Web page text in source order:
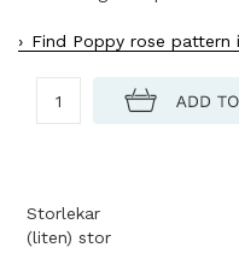
Find Poppy rose pattern
Storlekar
(liten) stor